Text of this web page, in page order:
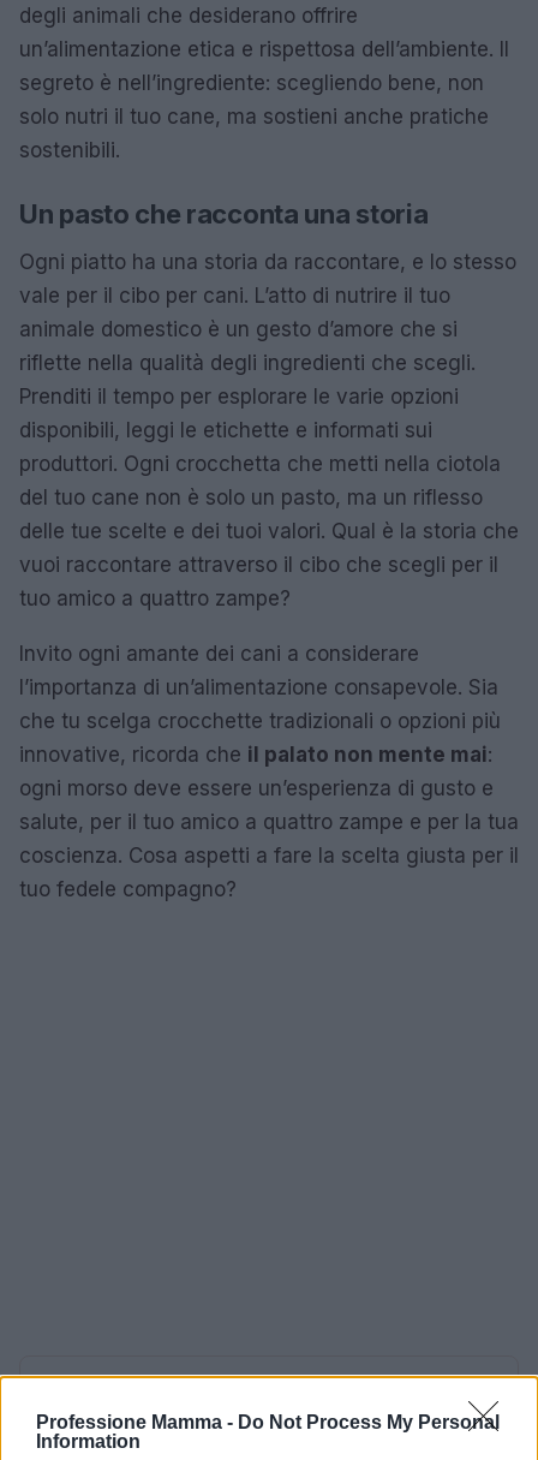
Professione Mamma - Do Not Process My Personal
Information
degli animali che desiderano offrire
un’alimentazione etica e rispettosa dell’ambiente. Il
segreto è nell’ingrediente: scegliendo bene, non
solo nutri il tuo cane, ma sostieni anche pratiche
sostenibili.
Un pasto che racconta una storia
Ogni piatto ha una storia da raccontare, e lo stesso
vale per il cibo per cani. L’atto di nutrire il tuo
animale domestico è un gesto d’amore che si
riflette nella qualità degli ingredienti che scegli.
Prenditi il tempo per esplorare le varie opzioni
disponibili, leggi le etichette e informati sui
produttori. Ogni crocchetta che metti nella ciotola
del tuo cane non è solo un pasto, ma un riflesso
delle tue scelte e dei tuoi valori. Qual è la storia che
vuoi raccontare attraverso il cibo che scegli per il
tuo amico a quattro zampe?
Invito ogni amante dei cani a considerare
l’importanza di un’alimentazione consapevole. Sia
che tu scelga crocchette tradizionali o opzioni più
innovative, ricorda che il palato non mente mai:
ogni morso deve essere un’esperienza di gusto e
salute, per il tuo amico a quattro zampe e per la tua
coscienza. Cosa aspetti a fare la scelta giusta per il
tuo fedele compagno?
AiAdhubMedia